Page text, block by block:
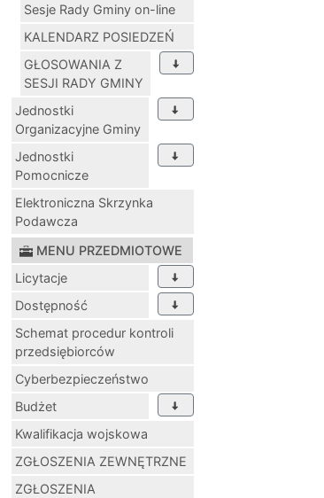
Sesje Rady Gminy on-line
KALENDARZ POSIEDZEŃ
GŁOSOWANIA Z
SESJI RADY GMINY
Jednostki
Organizacyjne Gminy
Jednostki
Pomocnicze
Elektroniczna Skrzynka
Podawcza
MENU PRZEDMIOTOWE
Licytacje
Dostępność
Schemat procedur kontroli
przedsiębiorców
Cyberbezpieczeństwo
Budżet
Kwalifikacja wojskowa
ZGŁOSZENIA ZEWNĘTRZNE
ZGŁOSZENIA